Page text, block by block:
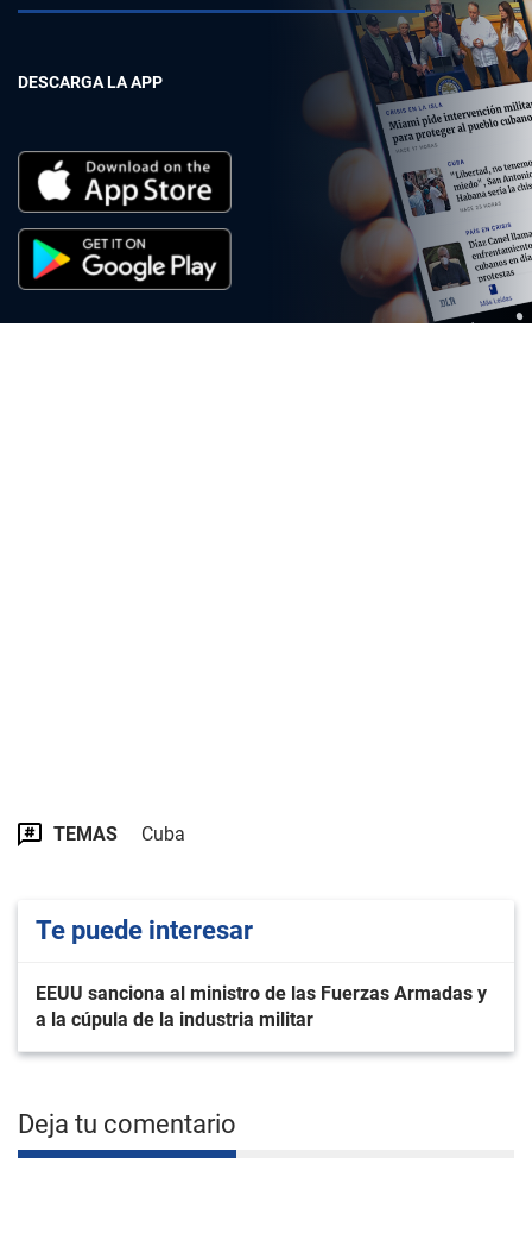
DESCARGA LA APP
TEMAS Cuba
Te puede interesar
EEUU sanciona al ministro de las Fuerzas Armadas y
a la cúpula de la industria militar
Deja tu comentario